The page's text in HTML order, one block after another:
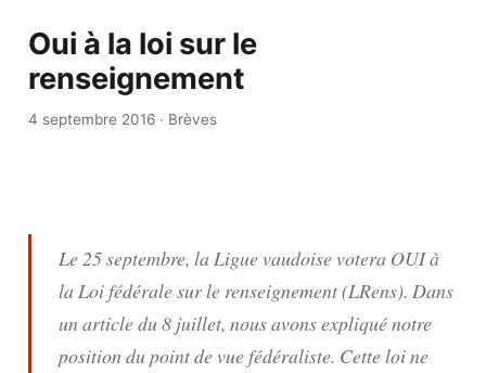
Oui à la loi sur le
renseignement
4 septembre 2016· Brèves
Le 25 septembre, la Ligue vaudoise votera OUI à
la Loi fédérale sur le renseignement (LRens). Dans
un article du 8 juillet, nous avons expliqué notre
position du point de vue fédéraliste. Cette loi ne